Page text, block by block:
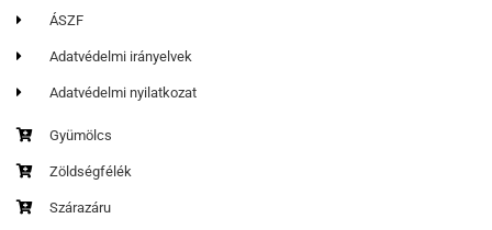
ÁSZF
Adatvédelmi irányelvek
Adatvédelmi nyilatkozat
Gyümölcs
Zöldségfélék
Szárazáru